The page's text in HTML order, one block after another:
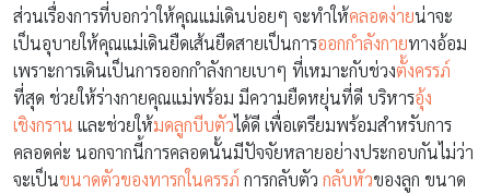
ส่วนเรื่องการที่บอกว่าให้คุณแม่เดินบ่อยๆ จะทำให้คลอดง่ายน่าจะ
เป็นอุบายให้คุณแม่เดินยืดเส้นยืดสายเป็นการออกกำลังกายทางอ้อม
เพราะการเดินเป็นการออกกำลังกายเบาๆ ที่เหมาะกับช่วงตั้งครรภ์
ที่สุด ช่วยให้ร่างกายคุณแม่พร้อม มีความยืดหยุ่นที่ดี บริหารอุ้ง
เชิงกราน และช่วยให้มดลูกบีบตัวได้ดี เพื่อเตรียมพร้อมสำหรับการ
คลอดค่ะ นอกจากนี้การคลอดนั้นมีปัจจัยหลายอย่างประกอบกันไม่ว่า
จะเป็นขนาดตัวของทารกในครรภ์ การกลับตัว กลับหัวของลูก ขนาด